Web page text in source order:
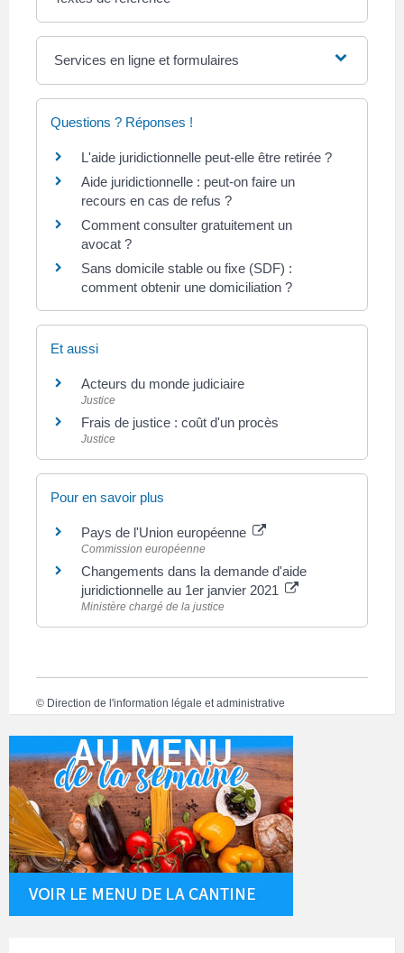
Services en ligne et formulaires
Questions ? Réponses !
L'aide juridictionnelle peut-elle être retirée ?
Aide juridictionnelle : peut-on faire un
recours en cas de refus ?
Comment consulter gratuitement un
avocat ?
Sans domicile stable ou fixe (SDF) :
comment obtenir une domiciliation ?
Et aussi
Acteurs du monde judiciaire
Justice
Frais de justice : coût d'un procès
Justice
Pour en savoir plus
Pays de l'Union européenne
Commission européenne
Changements dans la demande d'aide
juridictionnelle au 1er janvier 2021
Ministère chargé de la justice
© Direction de l'information légale et administrative